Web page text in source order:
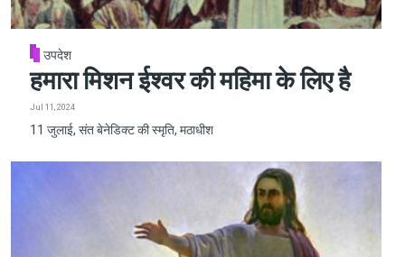
उपदेश
हमारा मिशन ईश्वर की महिमा के लिए है
Jul 11, 2024
11 जुलाई, संत बेनेडिक्ट की स्मृति, मठाधीश